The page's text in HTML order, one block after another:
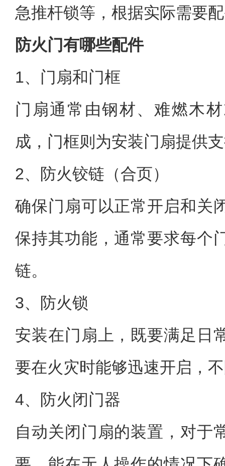
急推杆锁等，根据实际需要
防火门有哪些配件
1、门扇和门框
门扇通常由钢材、难燃木
成，门框则为安装门扇提供
2、防火铰链（合页）
确保门扇可以正常开启和关
保持其功能，通常要求每个
链。
3、防火锁
安装在门扇上，既要满足日
要在火灾时能够迅速开启，
4、防火闭门器
自动关闭门扇的装置，对于